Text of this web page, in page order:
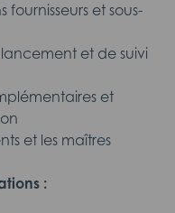
et sous-
et de suivi
et
et les maîtres
: